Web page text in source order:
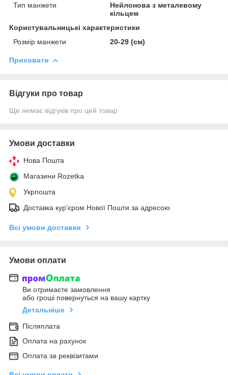
Тип манжети
Нейлонова з металевому
кільцем
Користувальницькі характеристики
Розмір манжети
20-29 (см)
Приховати
Відгуки про товар
Ще немає відгуків про цей товар
Умови доставки
Нова Пошта
Магазини Rozetka
Укрпошта
Доставка кур'єром Нової Пошти за адресою
Всі умови доставки
Умови оплати
Ви отримаєте замовлення
або гроші повернуться на вашу картку
Детальніше
Післяплата
Оплата на рахунок
Оплата за реквізитами